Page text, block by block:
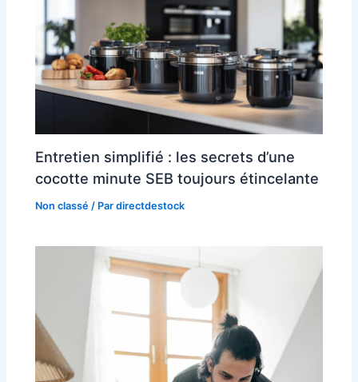
Entretien simplifié : les secrets d’une
cocotte minute SEB toujours étincelante
Non classé / Pardirectdestock